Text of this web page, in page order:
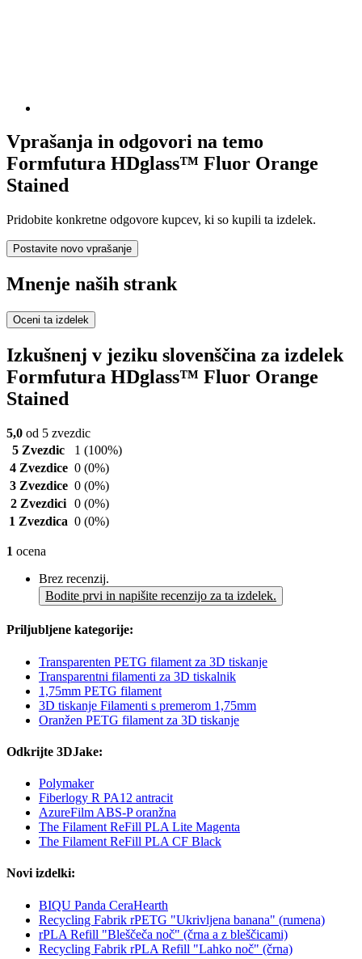
Vprašanja in odgovori na temo
Formfutura HDglass™ Fluor Orange
Stained
Pridobite konkretne odgovore kupcev, ki so kupili ta izdelek.
Postavite novo vprašanje
Mnenje naših strank
Oceni ta izdelek
Izkušnenj v jeziku slovenščina za izdelek
Formfutura HDglass™ Fluor Orange
Stained
5,0 od 5 zvezdic
5 Zvezdic
1 (100%)
4 Zvezdice 0 (0%)
3 Zvezdice 0 (0%)
2 Zvezdici 0 (0%)
1 Zvezdica 0 (0%)
1 ocena
Brez recenzij.
Bodite prvi in napišite recenzijo za ta izdelek.
Priljubljene kategorije:
Transparenten PETG filament za 3D tiskanje
Transparentni filamenti za 3D tiskalnik
1,75mm PETG filament
3D tiskanje Filamenti s premerom 1,75mm
Oranžen PETG filament za 3D tiskanje
Odkrijte 3DJake:
Polymaker
Fiberlogy R PA12 antracit
AzureFilm ABS-P oranžna
The Filament ReFill PLA Lite Magenta
The Filament ReFill PLA CF Black
Novi izdelki:
BIQU Panda CeraHearth
Recycling Fabrik rPETG "Ukrivljena banana" (rumena)
rPLA Refill "Bleščeča noč" (črna a z bleščicami)
Recycling Fabrik rPLA Refill "Lahko noč" (črna)